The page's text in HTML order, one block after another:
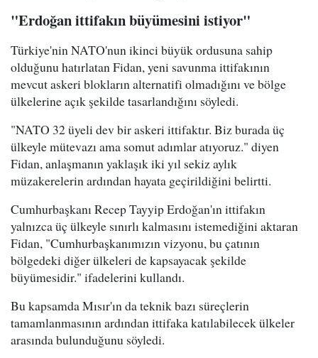
"Erdoğan ittifakın büyümesini istiyor"
Türkiye'nin NATO'nun ikinci büyük ordusuna sahip
olduğunu hatırlatan Fidan, yeni savunma ittifakının
mevcut askeri blokların alternatifi olmadığını ve bölge
ülkelerine açık şekilde tasarlandığını söyledi.
"NATO 32 üyeli dev bir askeri ittifaktır. Biz burada üç
ülkeyle mütevazı ama somut adımlar atıyoruz." diyen
Fidan, anlaşmanın yaklaşık iki yıl sekiz aylık
müzakerelerin ardından hayata geçirildiğini belirtti.
Cumhurbaşkanı Recep Tayyip Erdoğan'ın ittifakın
yalnızca üç ülkeyle sınırlı kalmasını istemediğini aktaran
Fidan, "Cumhurbaşkanımızın vizyonu, bu çatının
bölgedeki diğer ülkeleri de kapsayacak şekilde
büyümesidir." ifadelerini kullandı.
Bu kapsamda Mısır'ın da teknik bazı süreçlerin
tamamlanmasının ardından ittifaka katılabilecek ülkeler
arasında bulunduğunu söyledi.